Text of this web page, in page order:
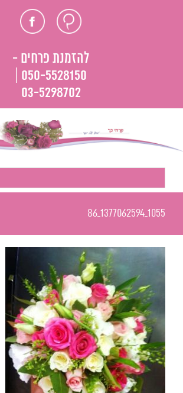
חוות פייסבוק
להזמנת פרחים -
050-5528150 |
03-5298702
1055_1377062594_86